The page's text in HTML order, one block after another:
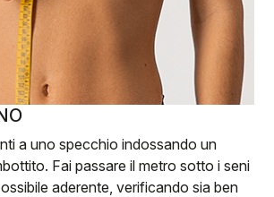
a uno specchio indossando un
Fai passare il metro sotto i seni
aderente, verificando sia ben